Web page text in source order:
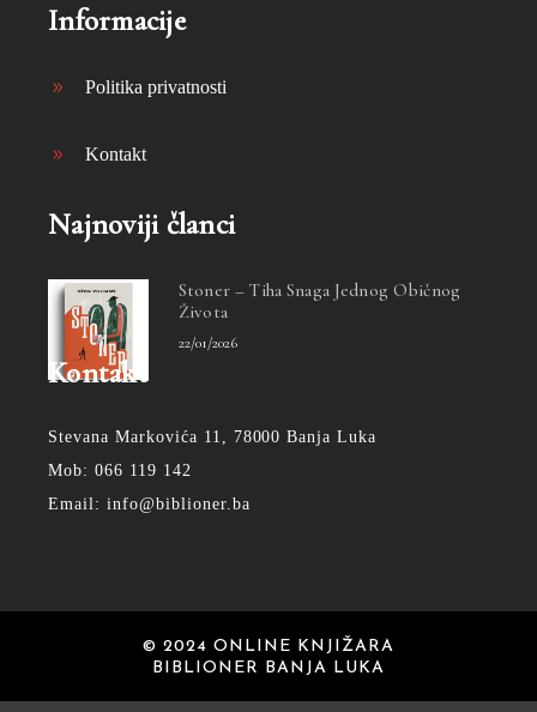
Informacije
Politika privatnosti
Kontakt
Najnoviji članci
Stoner – Tiha Snaga Jednog Običnog
Života
22/01/2026
Kontakt
Stevana Markovića 11, 78000 Banja Luka
Mob: 066 119 142
Email: info@biblioner.ba
© 2024 ONLINE KNJIŽARA
BIBLIONER BANJA LUKA